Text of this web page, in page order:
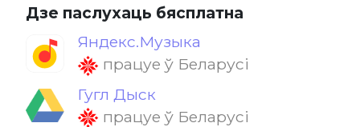
Дзе паслухаць бясплатна
Яндекс.Музыка
працуе ў Беларусі
Гугл Дыск
працуе ў Беларусі